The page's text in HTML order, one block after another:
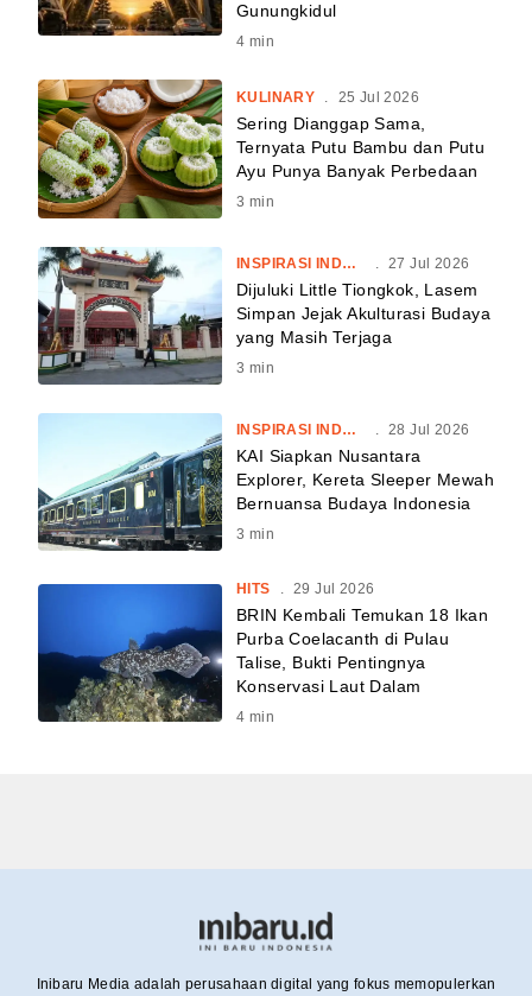
Gunungkidul
4 min
KULINARY 25 Jul 2026
Sering Dianggap Sama,
Ternyata Putu Bambu dan Putu
Ayu Punya Banyak Perbedaan
3 min
INSPIRASI INDONESIA 27 Jul 2026
Dijuluki Little Tiongkok, Lasem
Simpan Jejak Akulturasi Budaya
yang Masih Terjaga
3 min
INSPIRASI INDONESIA . 28 Jul 2026
KAI Siapkan Nusantara
Explorer, Kereta Sleeper Mewah
Bernuansa Budaya Indonesia
3 min
HITS . 29 Jul 2026
BRIN Kembali Temukan 18 Ikan
Purba Coelacanth di Pulau
Talise, Bukti Pentingnya
Konservasi Laut Dalam
4 min
Inibaru Media adalah perusahaan digital yang fokus memopulerkan